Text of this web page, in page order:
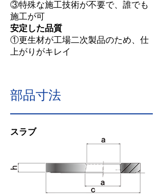
③特殊な施工技術が不要で、誰でも
施工が可
安定した品質
①更生材が工場二次製品のため、仕
上がりがキレイ
部品寸法
スラブ